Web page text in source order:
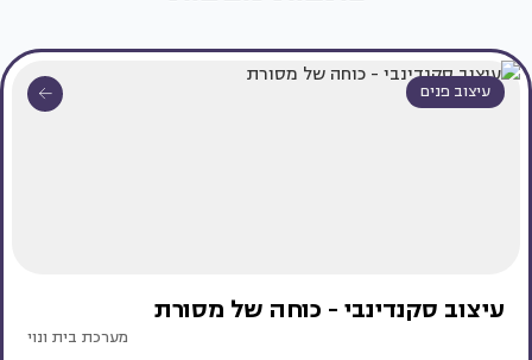
עיצוב פנים
עיצוב סקנדינבי - כוחה של מסורת
מערכת בית ונוי